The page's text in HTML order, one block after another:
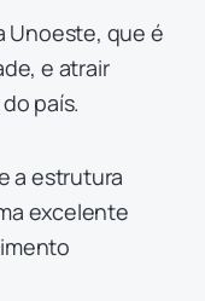
Unoeste, que é
e atrair
país.
a estrutura
excelente